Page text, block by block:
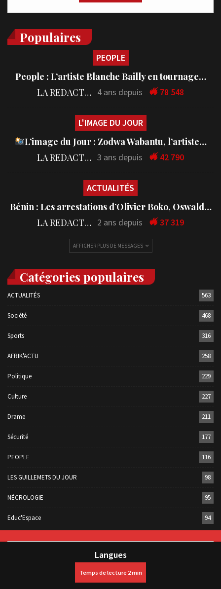
Populaires
PEOPLE
People : L’artiste Blanche Bailly en tournage…
LA REDACTION 4 ans depuis 78 548
L'IMAGE DU JOUR
L’image du Jour : Zodwa Wabantu, l’artiste…
LA REDACTION 3 ans depuis 42 790
ACTUALITÉS
Bénin : Les arrestations d’Olivier Boko, Oswald…
LA REDACTION 2 ans depuis 37 319
AFFICHER PLUS DE MESSAGES
Catégories populaires
ACTUALITÉS 563
Société 468
Sports 316
AFRIK'ACTU 258
Politique 229
Culture 227
Drame 211
Sécurité 177
PEOPLE 116
LES GUILLEMETS DU JOUR 98
NÉCROLOGIE 95
Educ'Espace 94
Langues